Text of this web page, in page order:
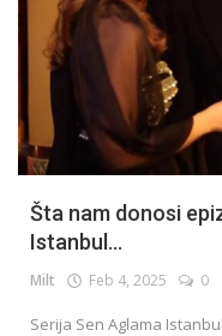
Šta nam donosi
Istanbul...
Milt Feb 4, 2025 0
Serija Sen Aglama